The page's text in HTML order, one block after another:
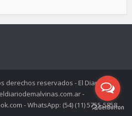
derechos reservados - El Diario de
-
- WhatsApp: (54) (11) 5755-5858